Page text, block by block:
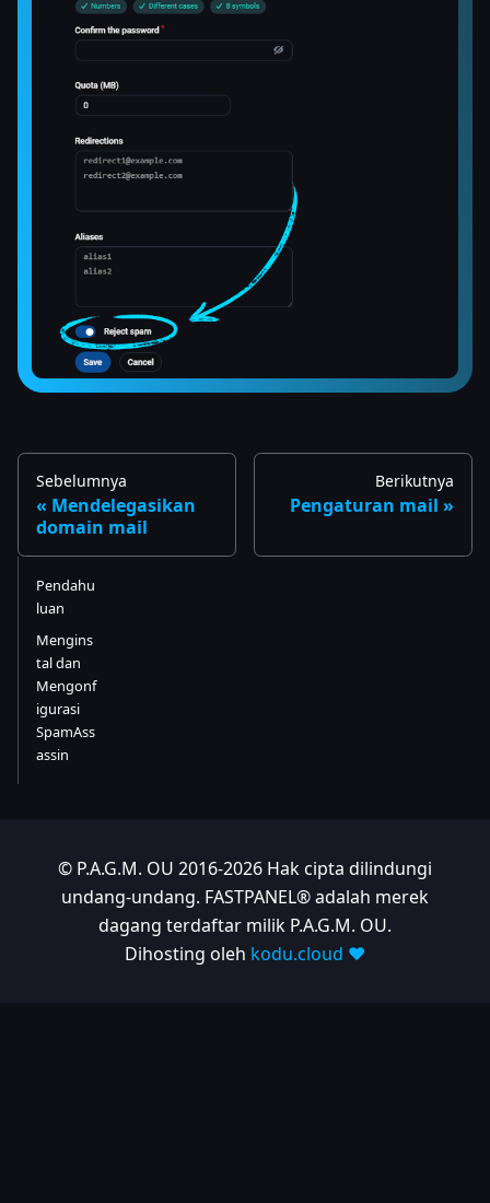
Sebelumnya
Mendelegasikan
domain mail
Berikutnya
Pengaturan mail
Pendahu
luan
Mengins
tal dan
Mengonf
igurasi
SpamAss
assin
© P.A.G.M. OU 2016-2026 Hak cipta dilindungi
undang-undang. FASTPANEL® adalah merek
dagang terdaftar milik P.A.G.M. OU.
Dihosting oleh kodu.cloud ❤️